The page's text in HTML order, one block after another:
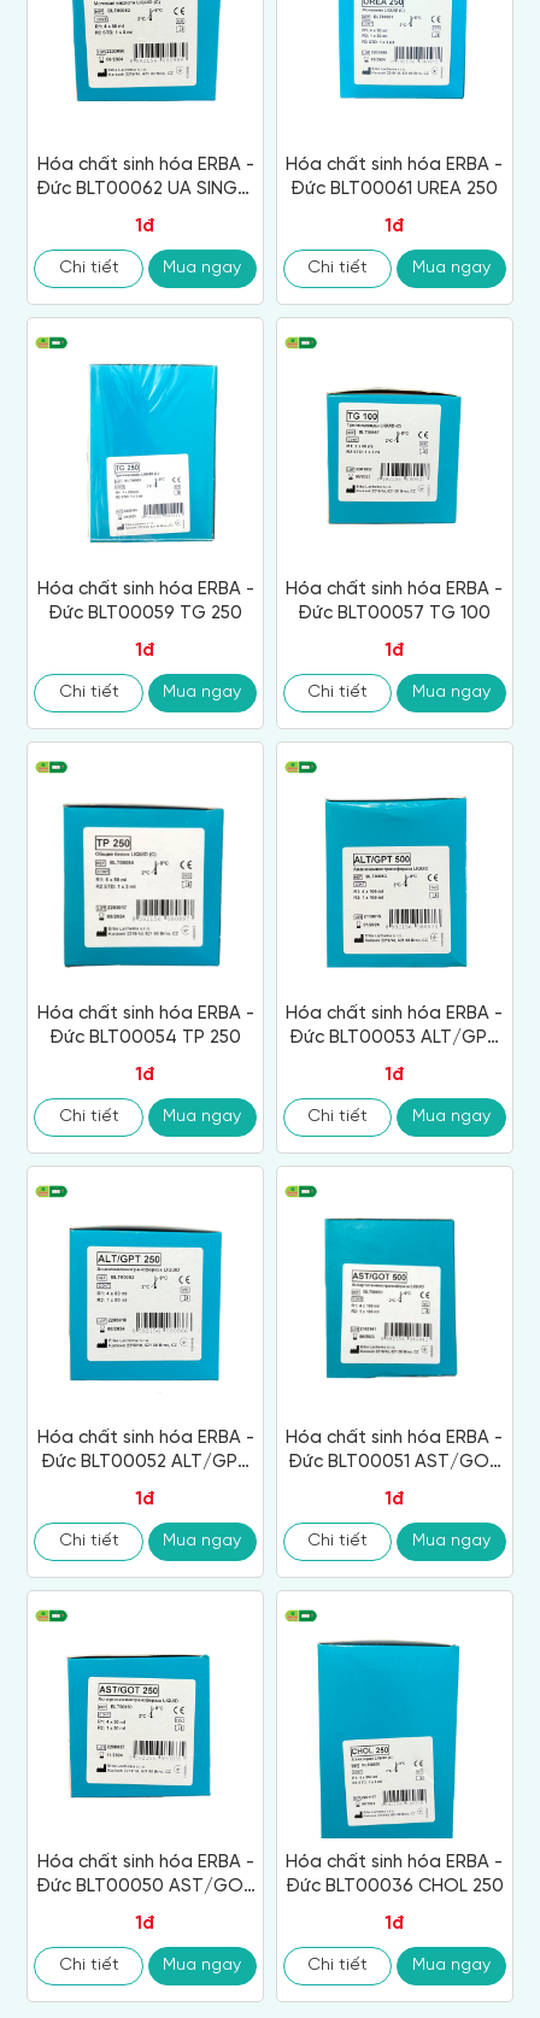
Hóa chất sinh hóa ERBA -
Đức BLT00062 UA SINGLE
1đ
Chi tiết Mua ngay
Hóa chất sinh hóa ERBA -
Đức BLT00061 UREA 250
1đ
Chi tiết Mua ngay
Hóa chất sinh hóa ERBA -
Đức BLT00059 TG 250
1đ
Chi tiết Mua ngay
Hóa chất sinh hóa ERBA -
Đức BLT00057 TG 100
1đ
Chi tiết Mua ngay
Hóa chất sinh hóa ERBA -
Đức BLT00054 TP 250
1đ
Chi tiết Mua ngay
Hóa chất sinh hóa ERBA -
Đức BLT00053 ALT/GPT
1đ
Chi tiết Mua ngay
Hóa chất sinh hóa ERBA -
Đức BLT00052 ALT/GPT
1đ
Chi tiết Mua ngay
Hóa chất sinh hóa ERBA -
Đức BLT00051 AST/GOT
1đ
Chi tiết Mua ngay
Hóa chất sinh hóa ERBA -
Đức BLT00050 AST/GOT
1đ
Chi tiết Mua ngay
Hóa chất sinh hóa ERBA -
Đức BLT00036 CHOL 250
1đ
Chi tiết Mua ngay